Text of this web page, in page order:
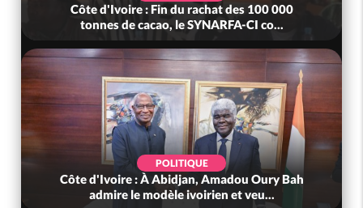
: Fin du rachat des 100 000
cacao, le SYNARFA-CI co...
À Abidjan, Amadou Oury Bah
modèle ivoirien et veu...
Côte d'Ivoire :
Côte d'Ivoire :